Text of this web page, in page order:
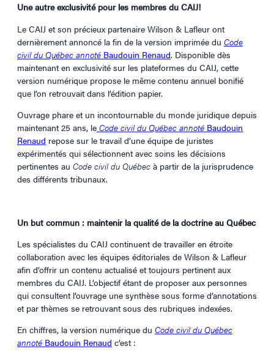
Une autre exclusivité pour les membres du CAIJ!
Le CAIJ et son précieux partenaire Wilson & Lafleur ont
dernièrement annoncé la fin de la version imprimée du Code
civil du Québec annoté Baudouin Renaud. Disponible dès
maintenant en exclusivité sur les plateformes du CAIJ, cette
version numérique propose le même contenu annuel bonifié
que l’on retrouvait dans l’édition papier.
Ouvrage phare et un incontournable du monde juridique depuis
maintenant 25 ans, le Code civil du Québec annoté Baudouin
Renaud repose sur le travail d’une équipe de juristes
expérimentés qui sélectionnent avec soins les décisions
pertinentes au Code civil du Québec à partir de la jurisprudence
des différents tribunaux.
Un but commun : maintenir la qualité de la doctrine au Québec
Les spécialistes du CAIJ continuent de travailler en étroite
collaboration avec les équipes éditoriales de Wilson & Lafleur
afin d’offrir un contenu actualisé et toujours pertinent aux
membres du CAIJ. L’objectif étant de proposer aux personnes
qui consultent l’ouvrage une synthèse sous forme d’annotations
et par thèmes se retrouvant sous des rubriques indexées.
En chiffres, la version numérique du Code civil du Québec
annoté Baudouin Renaud c’est :